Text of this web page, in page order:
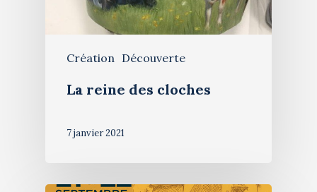
Création Découverte
La reine des cloches
7 janvier 2021